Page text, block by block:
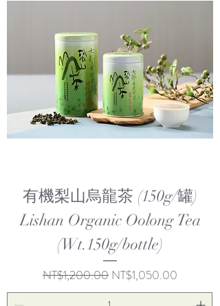
有機梨山烏龍茶 (150g/罐)
Lishan Organic Oolong Tea
(Wt.150g/bottle)
一般價格
NT$1,200.00 促銷價格
NT$1,050.00